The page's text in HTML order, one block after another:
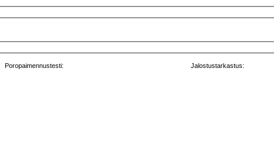
Poropaimennustesti: Jalostustarkastus: